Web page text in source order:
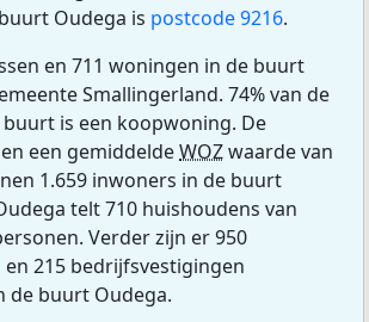
Oudega is postcode 9216.
en 711 woningen in de buurt
Smallingerland. 74% van de
is een koopwoning. De
een gemiddeldeWOZwaarde van
1.659 inwoners in de buurt
telt 710 huishoudens van
Verder zijn er 950
en 215 bedrijfsvestigingen
de buurt Oudega.